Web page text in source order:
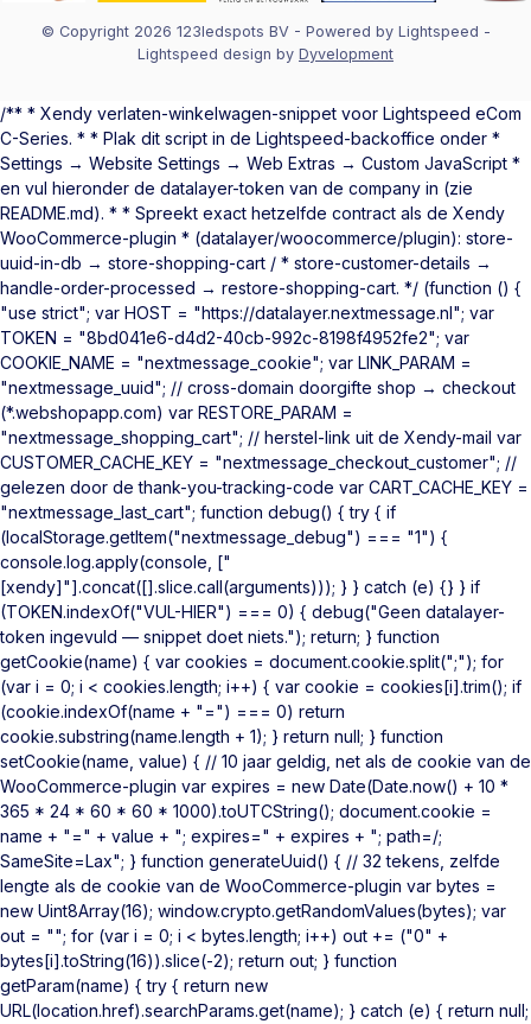
© Copyright 2026 123ledspots BV- Powered by Lightspeed -
Lightspeed design by Dyvelopment
/** * Xendy verlaten-winkelwagen-snippet voor Lightspeed eCom
C-Series. * * Plak dit script in de Lightspeed-backoffice onder *
Settings → Website Settings → Web Extras → Custom JavaScript *
en vul hieronder de datalayer-token van de company in (zie
README.md). * * Spreekt exact hetzelfde contract als de Xendy
WooCommerce-plugin * (datalayer/woocommerce/plugin): store-
uuid-in-db → store-shopping-cart / * store-customer-details →
handle-order-processed → restore-shopping-cart. */ (function () {
"use strict"; var HOST = "https://datalayer.nextmessage.nl"; var
TOKEN = "8bd041e6-d4d2-40cb-992c-8198f4952fe2"; var
COOKIE_NAME = "nextmessage_cookie"; var LINK_PARAM =
"nextmessage_uuid"; // cross-domain doorgifte shop → checkout
(*.webshopapp.com) var RESTORE_PARAM =
"nextmessage_shopping_cart"; // herstel-link uit de Xendy-mail var
CUSTOMER_CACHE_KEY = "nextmessage_checkout_customer"; //
gelezen door de thank-you-tracking-code var CART_CACHE_KEY =
"nextmessage_last_cart"; function debug() { try { if
(localStorage.getItem("nextmessage_debug") === "1") {
console.log.apply(console, ["
[xendy]"].concat([].slice.call(arguments))); } } catch (e) {} } if
(TOKEN.indexOf("VUL-HIER") === 0) { debug("Geen datalayer-
token ingevuld — snippet doet niets."); return; } function
getCookie(name) { var cookies = document.cookie.split(";"); for
(var i = 0; i < cookies.length; i++) { var cookie = cookies[i].trim(); if
(cookie.indexOf(name + "=") === 0) return
cookie.substring(name.length + 1); } return null; } function
setCookie(name, value) { // 10 jaar geldig, net als de cookie van de
WooCommerce-plugin var expires = new Date(Date.now() + 10 *
365 * 24 * 60 * 60 * 1000).toUTCString(); document.cookie =
name + "=" + value + "; expires=" + expires + "; path=/;
SameSite=Lax"; } function generateUuid() { // 32 tekens, zelfde
lengte als de cookie van de WooCommerce-plugin var bytes =
new Uint8Array(16); window.crypto.getRandomValues(bytes); var
out = ""; for (var i = 0; i < bytes.length; i++) out += ("0" +
bytes[i].toString(16)).slice(-2); return out; } function
getParam(name) { try { return new
URL(location.href).searchParams.get(name); } catch (e) { return null;